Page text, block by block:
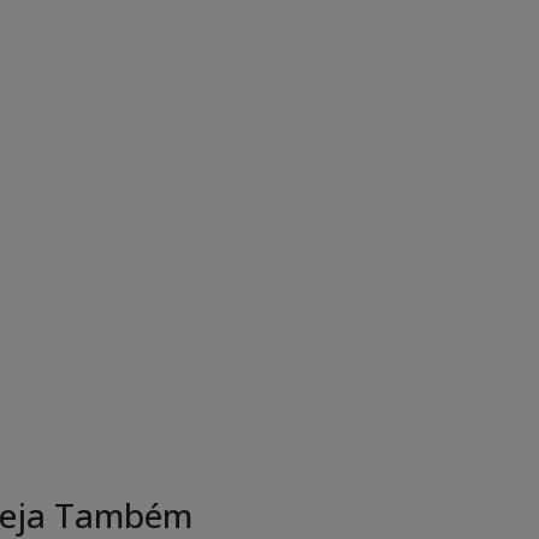
Também